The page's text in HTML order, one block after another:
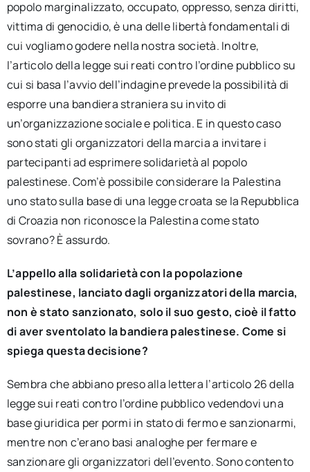
popolo marginalizzato, occupato, oppresso, senza diritti,
vittima di genocidio, è una delle libertà fondamentali di
cui vogliamo godere nella nostra società. Inoltre,
l’articolo della legge sui reati contro l’ordine pubblico su
cui si basa l’avvio dell’indagine prevede la possibilità di
esporre una bandiera straniera su invito di
un’organizzazione sociale e politica. E in questo caso
sono stati gli organizzatori della marcia a invitare i
partecipanti ad esprimere solidarietà al popolo
palestinese. Com’è possibile considerare la Palestina
uno stato sulla base di una legge croata se la Repubblica
di Croazia non riconosce la Palestina come stato
sovrano? È assurdo.
L’appelloalla solidarietà con la popolazione
palestinese, lanciato dagli organizzatoridella marcia,
non è statosanzionato, solo il suo gesto, cioè il fatto
di aver sventolato la bandiera palestinese. Come si
spiega questa decisione?
Sembra che abbiano preso alla lettera l’articolo 26 della
legge sui reati contro l’ordine pubblico vedendovi una
base giuridica per pormi in stato di fermo e sanzionarmi,
mentre non c’erano basi analoghe per fermare e
sanzionare gli organizzatori dell’evento. Sono contento